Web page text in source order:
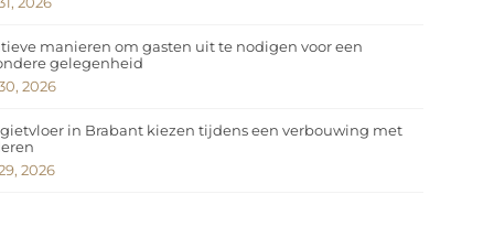
manieren om gasten uit te nodigen voor een
gelegenheid
2026
in Brabant kiezen tijdens een verbouwing met
2026